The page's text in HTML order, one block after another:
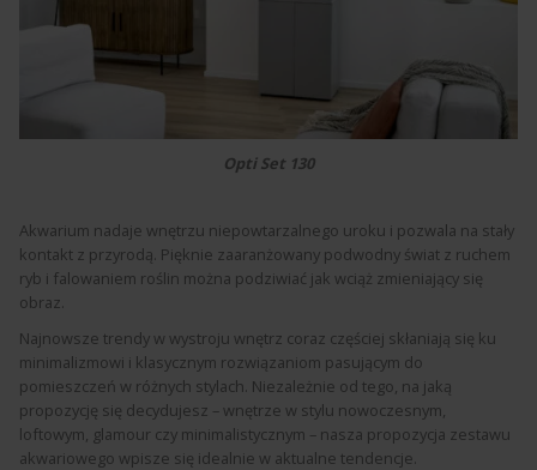
Opti Set 130
Akwarium nadaje wnętrzu niepowtarzalnego uroku i pozwala na stały
kontakt z przyrodą. Pięknie zaaranżowany podwodny świat z ruchem
ryb i falowaniem roślin można podziwiać jak wciąż zmieniający się
obraz.
Najnowsze trendy w wystroju wnętrz coraz częściej skłaniają się ku
minimalizmowi i klasycznym rozwiązaniom pasującym do
pomieszczeń w różnych stylach. Niezależnie od tego, na jaką
propozycję się decydujesz – wnętrze w stylu nowoczesnym,
loftowym, glamour czy minimalistycznym – nasza propozycja zestawu
akwariowego wpisze się idealnie w aktualne tendencje.